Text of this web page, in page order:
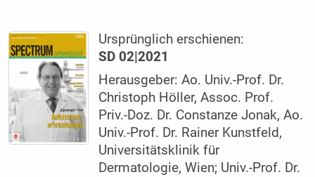
Ursprünglich erschienen:
SD 02|2021
Herausgeber: Ao. Univ.-Prof. Dr.
Christoph Höller, Assoc. Prof.
Priv.-Doz. Dr. Constanze Jonak, Ao.
Univ.-Prof. Dr. Rainer Kunstfeld,
Universitätsklinik für
Dermatologie, Wien; Univ.-Prof. Dr.